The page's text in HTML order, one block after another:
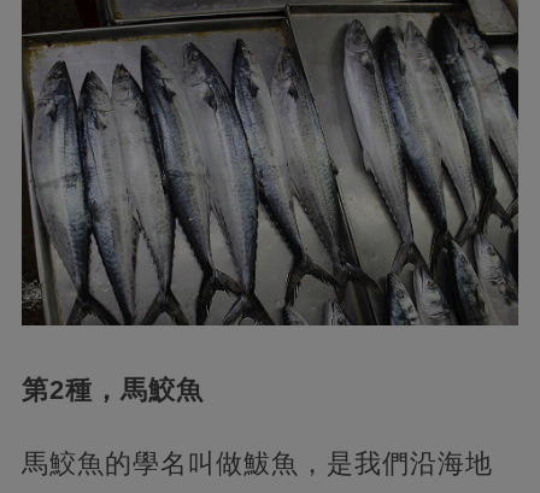
第2種，馬鮫魚
馬鮫魚的學名叫做鮁魚，是我們沿海地